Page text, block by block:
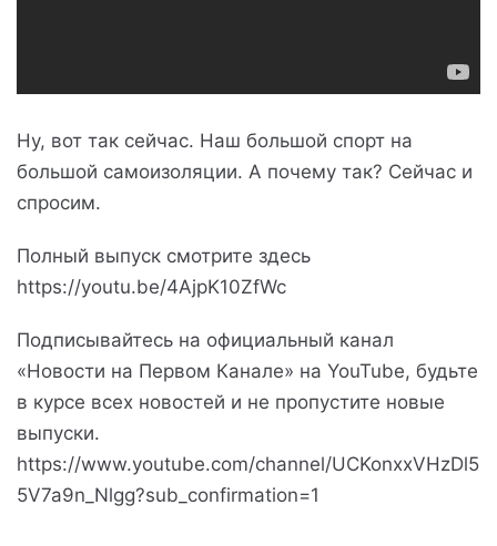
Ну, вот так сейчас. Наш большой спорт на
большой самоизоляции. А почему так? Сейчас и
спросим.
Полный выпуск смотрите здесь
https://youtu.be/4AjpK10ZfWc
Подписывайтесь на официальный канал
«Новости на Первом Канале» на YouTube, будьте
в курсе всех новостей и не пропустите новые
выпуски.
https://www.youtube.com/channel/UCKonxxVHzDl5
5V7a9n_Nlgg?sub_confirmation=1